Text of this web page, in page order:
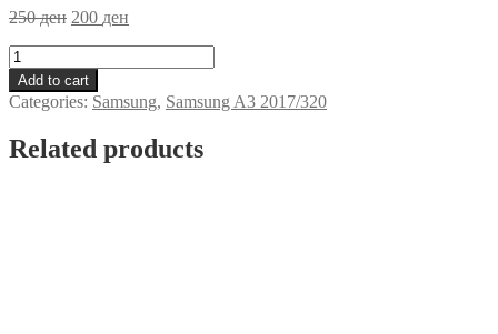
250ден 200 ден
Futrola
Samsung
A3
2017/320
quantity
Add to cart
Categories: Samsung, Samsung A3 2017/320
Related products